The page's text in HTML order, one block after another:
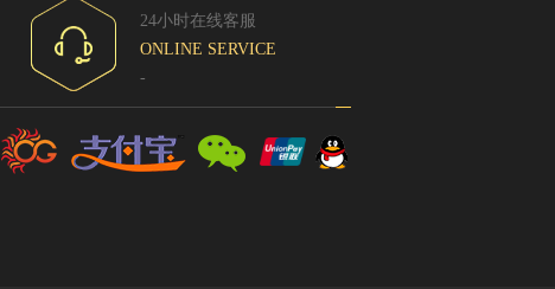
24小时在线客服
ONLINE SERVICE
-